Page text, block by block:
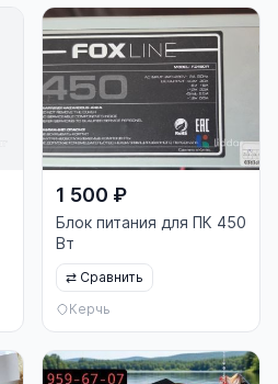
1 500 ₽
Блок питания для ПК 450
Вт
⇄ Сравнить
Керчь